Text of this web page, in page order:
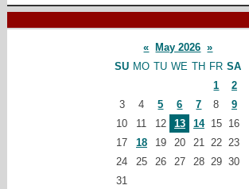
« May 2026 »
SU MO TU WE TH FR SA
1
2
3
4 5 6 7 8
9
10
11 12 13 14 15
16
17
18 19 20 21 22 23
24
25 26 27 28 29 30
31